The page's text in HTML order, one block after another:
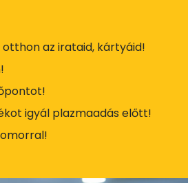
otthon az irataid, kártyáid!
igyál plazmaadás előtt!